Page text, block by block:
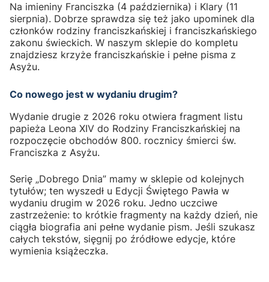
Na imieniny Franciszka (4 października) i Klary (11
sierpnia). Dobrze sprawdza się też jako upominek dla
członków rodziny franciszkańskiej i franciszkańskiego
zakonu świeckich. W naszym sklepie do kompletu
znajdziesz krzyże franciszkańskie i pełne pisma z
Asyżu.
Co nowego jest w wydaniu drugim?
Wydanie drugie z 2026 roku otwiera fragment listu
papieża Leona XIV do Rodziny Franciszkańskiej na
rozpoczęcie obchodów 800. rocznicy śmierci św.
Franciszka z Asyżu.
Serię „Dobrego Dnia” mamy w sklepie od kolejnych
tytułów; ten wyszedł u Edycji Świętego Pawła w
wydaniu drugim w 2026 roku. Jedno uczciwe
zastrzeżenie: to krótkie fragmenty na każdy dzień, nie
ciągła biografia ani pełne wydanie pism. Jeśli szukasz
całych tekstów, sięgnij po źródłowe edycje, które
wymienia książeczka.